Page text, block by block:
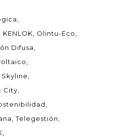
KENLOK
Olintu-Eco
Difusa
Skyline
City
Telegestión